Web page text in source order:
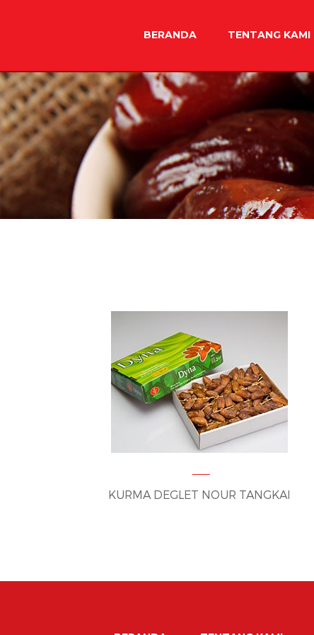
BERANDA TENTANG KAMI
KURMA DEGLET NOUR TANGKAI